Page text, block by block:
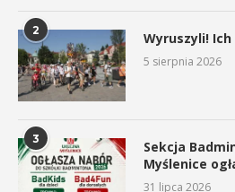
2 Wyruszyli! Ich
5 sierpnia 2026
3
Sekcja
Myślenice
31 lipca 2026